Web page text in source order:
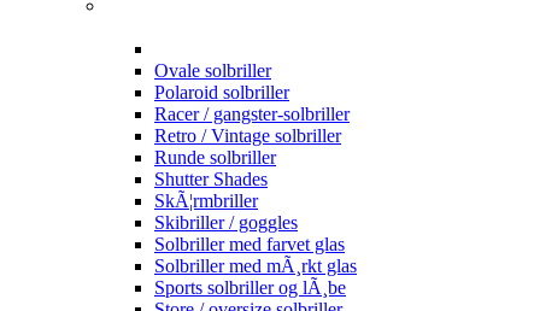
Ovale solbriller
Polaroid solbriller
Racer / gangster-solbriller
Retro / Vintage solbriller
Runde solbriller
Shutter Shades
SkÃ¦rmbriller
Skibriller / goggles
Solbriller med farvet glas
Solbriller med mÃ¸rkt glas
Sports solbriller og lÃ¸be